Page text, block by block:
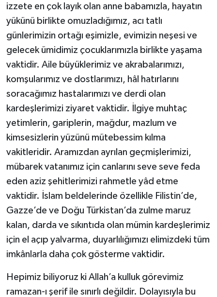
izzete en çok layık olan anne babamızla, hayatın
yükünü birlikte omuzladığımız, acı tatlı
günlerimizin ortağı eşimizle, evimizin neşesi ve
gelecek ümidimiz çocuklarımızla birlikte yaşama
vaktidir. Aile büyüklerimiz ve akrabalarımızı,
komşularımız ve dostlarımızı, hâl hatırlarını
soracağımız hastalarımızı ve derdi olan
kardeşlerimizi ziyaret vaktidir. İlgiye muhtaç
yetimlerin, gariplerin, mağdur, mazlum ve
kimsesizlerin yüzünü mütebessim kılma
vakitleridir. Aramızdan ayrılan geçmişlerimizi,
mübarek vatanımız için canlarını seve seve feda
eden aziz şehitlerimizi rahmetle yâd etme
vaktidir. İslam beldelerinde özellikle Filistin’de,
Gazze’de ve Doğu Türkistan’da zulme maruz
kalan, darda ve sıkıntıda olan mümin kardeşlerimiz
için el açıp yalvarma, duyarlılığımızı elimizdeki tüm
imkânlarla daha çok gösterme vaktidir.
Hepimiz biliyoruz ki Allah’a kulluk görevimiz
ramazan-ı şerif ile sınırlı değildir. Dolayısıyla bu
Trabzon Müftülüğü
Tunceli Müftülüğü
Uşak Müftülüğü
Van Müftülüğü
Yalova Müftülüğü
Yozgat Müftülüğü
Zonguldak Müftülüğü